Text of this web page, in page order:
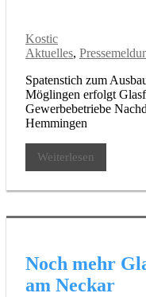
Kostic
Aktuelles,
Spatenstich zum
Möglingen erfolgt
Gewerbebetriebe
Hemmingen
Weiterlesen
Noch mehr
am Neckar